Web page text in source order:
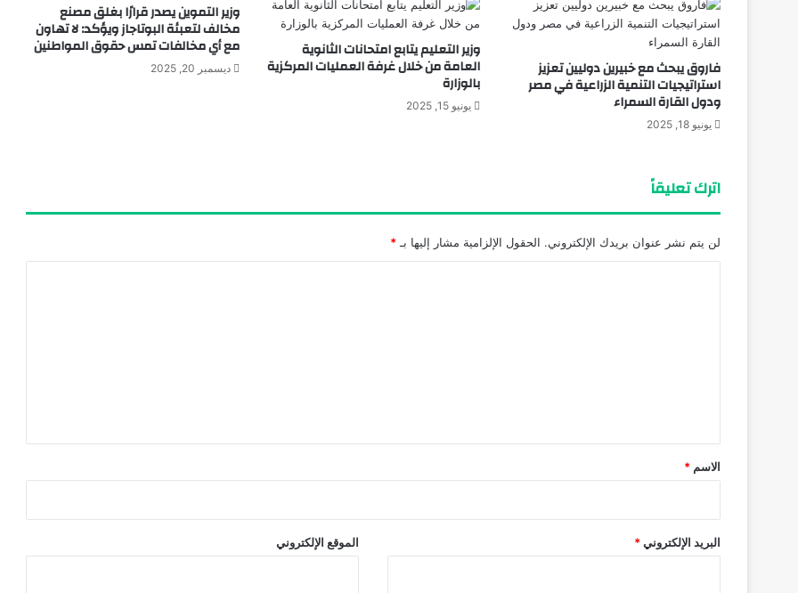
فاروق يبحث مع خبيرين دوليين تعزيز
استراتيجيات التنمية الزراعية في مصر
ودول القارة السمراء
يونيو 18, 2025
وزير التعليم يتابع امتحانات الثانوية
العامة من خلال غرفة العمليات المركزية
بالوزارة
يونيو 15, 2025
وزير التموين يصدر قرارًا بغلق مصنع
مخالف لتعبئة البوتاجاز ويؤكد: لا تهاون
مع أي مخالفات تمس حقوق المواطنين
ديسمبر 20, 2025
اترك تعليقاً
لن يتم نشر عنوان بريدك الإلكتروني. الحقول الإلزامية مشار إليها بـ *
*
الاسم *
البريد الإلكتروني * الموقع الإلكتروني